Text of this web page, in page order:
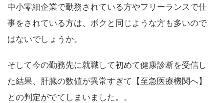
中小零細企業で勤務されている方やフリーランスで仕
事をされている方は、ボクと同じような方も多いので
はないでしょうか。
そして今の勤務先に就職して初めて健康診断を受信し
た結果、肝臓の数値が異常すぎて【至急医療機関へ】
との判定がでてしまいました。。